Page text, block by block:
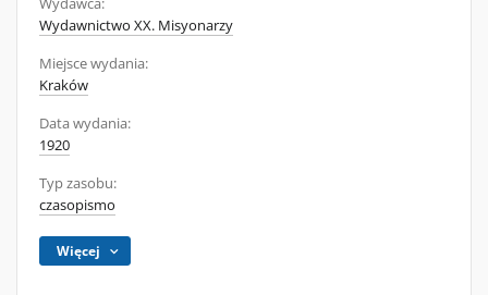
Wydawca:
Wydawnictwo XX. Misyonarzy
Miejsce wydania:
Kraków
Data wydania:
1920
Typ zasobu:
czasopismo
Więcej